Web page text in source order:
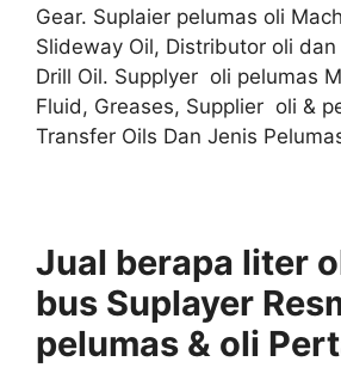
Gear. Suplaier pelumas oli
Slideway Oil, Distributor oli dan
Drill Oil. Supplyer oli pelumas
Fluid, Greases, Supplier oli &
Transfer Oils Dan Jenis
Jual berapa liter
bus Suplayer
pelumas & oli